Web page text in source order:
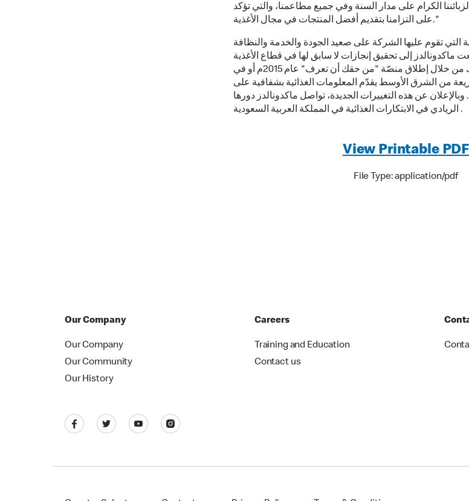
الكرام على مدار السنة وفي جميع مطاعمنا، والتي تؤكد
على التزامنا بتقديم أفضل المنتجات في مجال الأغذية."
التي تقوم عليها الشركة على صعيد الجودة والخدمة والنظافة
ماكدونالدز إلى تحقيق إنجازات لا سابق لها في قطاع الأغذية
والمشروبات، سواء أكان ذلك من خلال إطلاق منصّة "من حقك أن تعرف" عام 2015م أو في
من الشرق الأوسط يقدّم المعلومات الغذائية بشفافية على
أغلفة أطعمته منذ عام 2013. وبالإعلان عن هذه التغييرات الجديدة، تواصل ماكدونالدز دورها
الريادي في الابتكارات الغذائية في المملكة العربية السعودية .
View Printable PDF
File Type: application/pdf
Our Company
Our Company
Our Community
Our History
Careers
Training and Education
Contact us